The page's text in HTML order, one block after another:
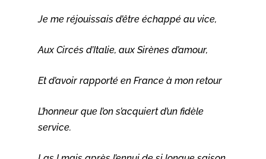
Je me réjouissais d’être échappé au vice,
Aux Circés d’Italie, aux Sirènes d’amour,
Et d’avoir rapporté en France à mon retour
L’honneur que l’on s’acquiert d’un fidèle
service.